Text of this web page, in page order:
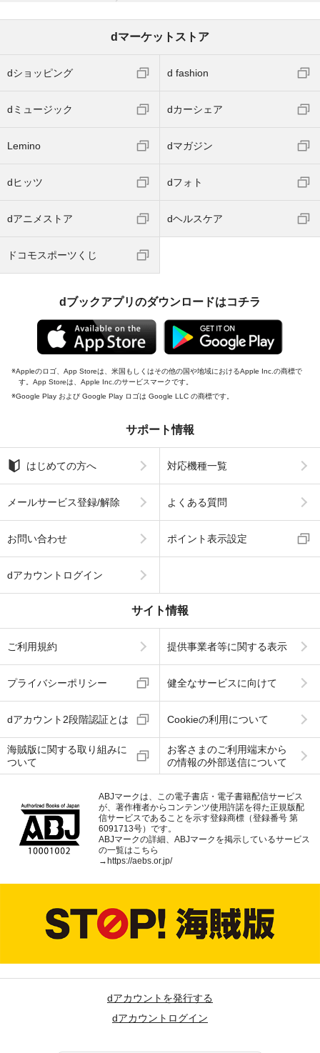
dマーケットストア
dショッピング d fashion
dミュージック dカーシェア
Lemino dマガジン
dヒッツ dフォト
dアニメストア dヘルスケア
ドコモスポーツくじ
dブックアプリのダウンロードはコチラ
Appleのロゴ、App Storeは、米国もしくはその他の国や地域におけるApple Inc.の商標で
す。App Storeは、Apple Inc.のサービスマークです。
Google Play および Google Play ロゴは Google LLC の商標です。
サポート情報
はじめての方へ 対応機種一覧
メールサービス登録/解除 よくある質問
お問い合わせ ポイント表示設定
dアカウントログイン
サイト情報
ご利用規約 提供事業者等に関する表示
プライバシーポリシー 健全なサービスに向けて
dアカウント2段階認証とは Cookieの利用について
海賊版に関する取り組みに
ついて
お客さまのご利用端末から
の情報の外部送信について
ABJマークは、この電子書店・電子書籍配信サービス
が、著作権者からコンテンツ使用許諾を得た正規版配
信サービスであることを示す登録商標（登録番号 第
6091713号）です。
ABJマークの詳細、ABJマークを掲示しているサービス
の一覧はこちら
→https://aebs.or.jp/
dアカウントを発行する
dアカウントログイン